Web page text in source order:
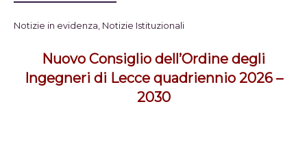
Notizie in evidenza Notizie Istituzionali
Nuovo Consiglio dell’Ordine degli
Ingegneri di Lecce quadriennio 2026 –
2030